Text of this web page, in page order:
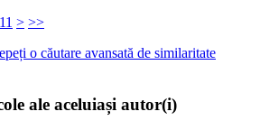
11 > >>
o căutare avansată de similaritate
ale aceluiași autor(i)